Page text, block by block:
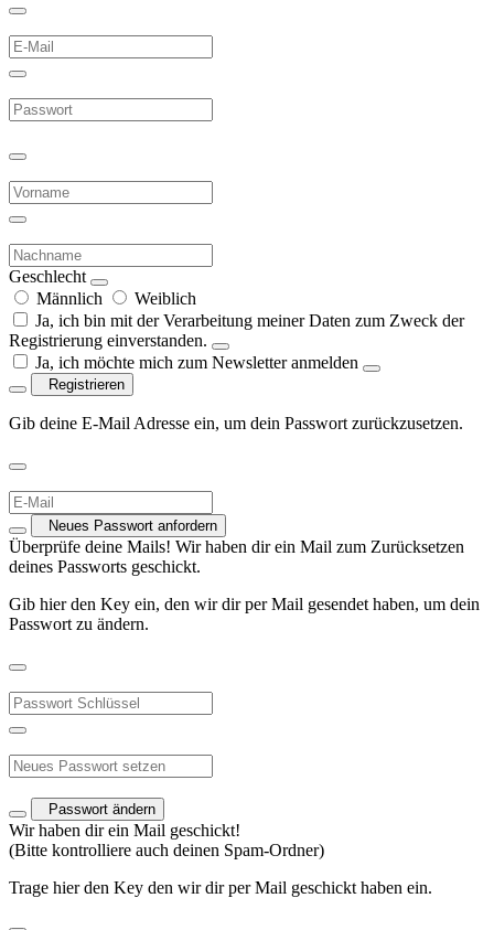
Geschlecht
Männlich
Weiblich
Ja, ich bin mit der Verarbeitung meiner Daten zum Zweck der
Registrierung einverstanden.
Ja, ich möchte mich zum Newsletter anmelden
Registrieren
Gib deine E-Mail Adresse ein, um dein Passwort zurückzusetzen.
Neues Passwort anfordern
Überprüfe deine Mails! Wir haben dir ein Mail zum Zurücksetzen
deines Passworts geschickt.
Gib hier den Key ein, den wir dir per Mail gesendet haben, um dein
Passwort zu ändern.
Passwort ändern
Wir haben dir ein Mail geschickt!
(Bitte kontrolliere auch deinen Spam-Ordner)
Trage hier den Key den wir dir per Mail geschickt haben ein.